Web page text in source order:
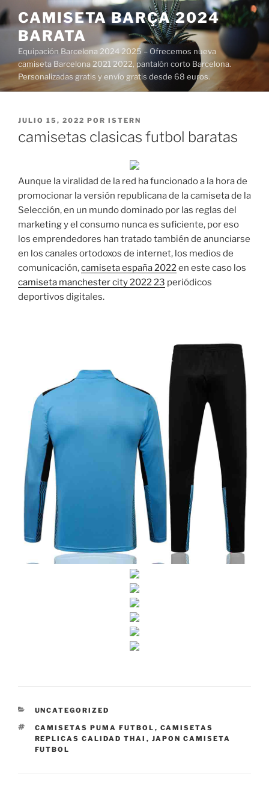
Saltar
al
contenido
CAMISETA BARÇA 2024
BARATA
Equipación Barcelona 2024 2025 – Ofrecemos nueva
camiseta Barcelona 2021 2022, pantalón corto Barcelona.
Personalizadas gratis y envío gratis desde 68 euros.
PUBLICADO
JULIO 15, 2022 POR ISTERN
camisetas clasicas futbol baratas
Aunque la viralidad de la red ha funcionado a la hora de
promocionar la versión republicana de la camiseta de la
Selección, en un mundo dominado por las reglas del
marketing y el consumo nunca es suficiente, por eso
los emprendedores han tratado también de anunciarse
en los canales ortodoxos de internet, los medios de
comunicación,camiseta españa 2022en este caso los
camiseta manchester city 2022 23 periódicos
deportivos digitales.
CATEGORÍAS
UNCATEGORIZED
ETIQUETAS
CAMISETAS PUMA FUTBOL , CAMISETAS
REPLICAS CALIDAD THAI , JAPON CAMISETA
FUTBOL